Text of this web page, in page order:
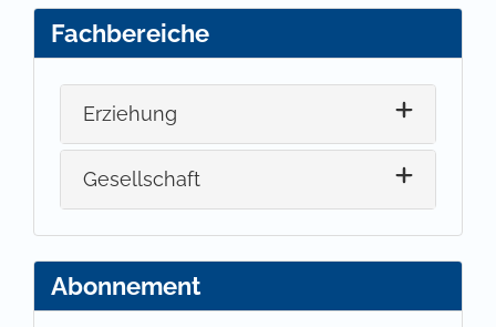
Fachbereiche
Erziehung
Gesellschaft
Abonnement